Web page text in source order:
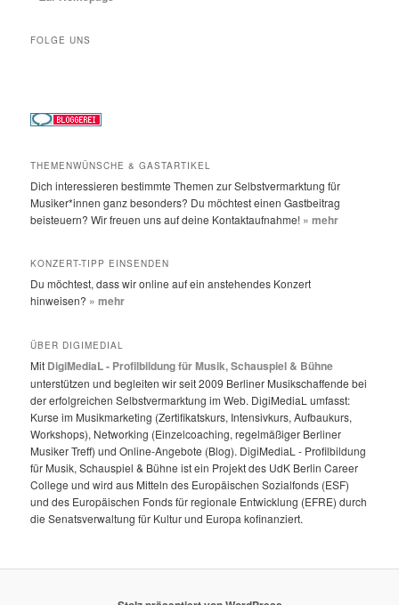
FOLGE UNS
THEMENWÜNSCHE & GASTARTIKEL
Dich interessieren bestimmte Themen zur Selbstvermarktung für
Musiker*innen ganz besonders? Du möchtest einen Gastbeitrag
beisteuern? Wir freuen uns auf deine Kontaktaufnahme! » mehr
KONZERT-TIPP EINSENDEN
Du möchtest, dass wir online auf ein anstehendes Konzert
hinweisen? » mehr
ÜBER DIGIMEDIAL
Mit DigiMediaL - Profilbildung für Musik, Schauspiel & Bühne
unterstützen und begleiten wir seit 2009 Berliner Musikschaffende bei
der erfolgreichen Selbstvermarktung im Web. DigiMediaL umfasst:
Kurse im Musikmarketing (Zertifikatskurs, Intensivkurs, Aufbaukurs,
Workshops), Networking (Einzelcoaching, regelmäßiger Berliner
Musiker Treff) und Online-Angebote (Blog). DigiMediaL - Profilbildung
für Musik, Schauspiel & Bühne ist ein Projekt des UdK Berlin Career
College und wird aus Mitteln des Europäischen Sozialfonds (ESF)
und des Europäischen Fonds für regionale Entwicklung (EFRE) durch
die Senatsverwaltung für Kultur und Europa kofinanziert.